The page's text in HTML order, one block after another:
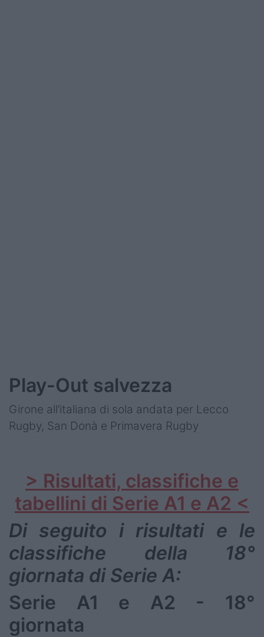
Play-Out salvezza
Girone all’italiana di sola andata per Lecco
Rugby, San Donà e Primavera Rugby
> Risultati, classifiche e
tabellini di Serie A1 e A2 <
Di seguito i risultati e le
classifiche della 18°
giornata di Serie A:
Serie A1 e A2 - 18°
giornata